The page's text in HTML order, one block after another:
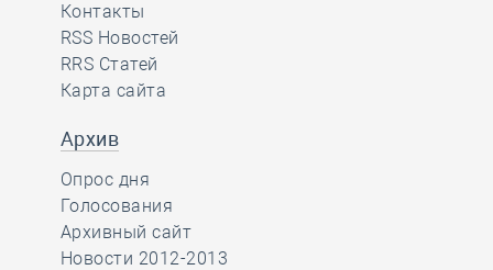
Контакты
RSS Новостей
RRS Статей
Карта сайта
Архив
Опрос дня
Голосования
Архивный сайт
Новости 2012-2013